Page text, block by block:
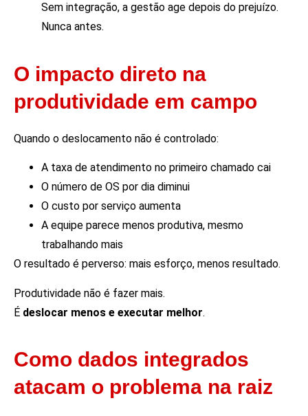
Sem integração, a gestão age depois do prejuízo.
Nunca antes.
O impacto direto na
produtividade em campo
Quando o deslocamento não é controlado:
A taxa de atendimento no primeiro chamado cai
O número de OS por dia diminui
O custo por serviço aumenta
A equipe parece menos produtiva, mesmo
trabalhando mais
O resultado é perverso: mais esforço, menos resultado.
Produtividade não é fazer mais.
É deslocar menos e executar melhor.
Como dados integrados
atacam o problema na raiz